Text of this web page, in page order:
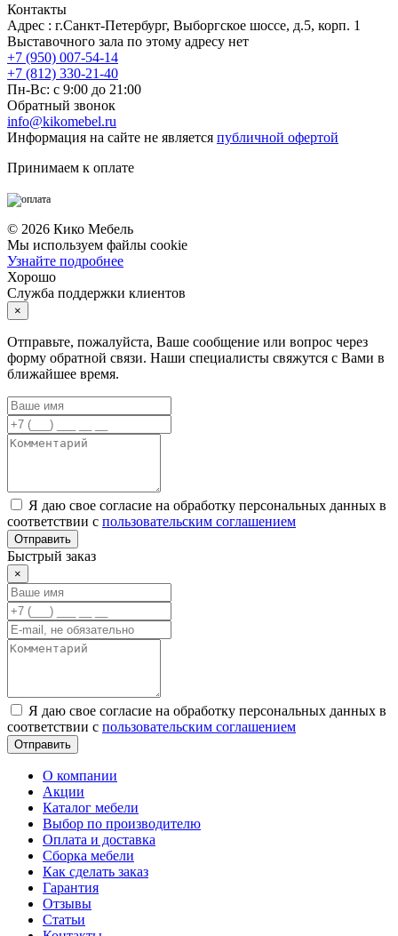
Контакты
Адрес : г.Санкт-Петербург, Выборгское шоссе, д.5, корп. 1
Выставочного зала по этому адресу нет
+7 (950) 007-54-14
+7 (812) 330-21-40
Пн-Вс: с 9:00 до 21:00
Обратный звонок
info@kikomebel.ru
Информация на сайте не является публичной офертой
Принимаем к оплате
© 2026 Кико Мебель
Мы используем файлы cookie
Узнайте подробнее
Хорошо
Служба поддержки клиентов
×
Отправьте, пожалуйста, Ваше сообщение или вопрос через
форму обратной связи. Наши специалисты свяжутся с Вами в
ближайшее время.
Я даю свое согласие на обработку персональных данных в
соответствии с пользовательским соглашением
Отправить
Быстрый заказ
×
Я даю свое согласие на обработку персональных данных в
соответствии с пользовательским соглашением
Отправить
О компании
Акции
Каталог мебели
Выбор по производителю
Оплата и доставка
Сборка мебели
Как сделать заказ
Гарантия
Отзывы
Статьи